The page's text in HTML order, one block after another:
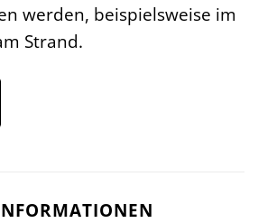
werden, beispielsweise im
Strand.